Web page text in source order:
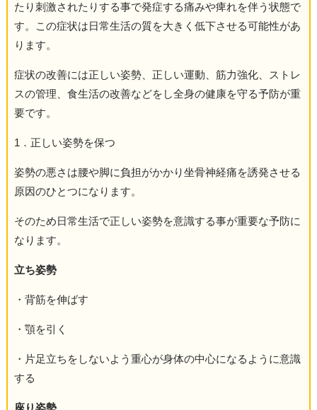
たり刺激されたりする事で発症する痛みや痺れを伴う状態で
す。この症状は日常生活の質を大きく低下させる可能性があ
ります。
症状の改善には正しい姿勢、正しい運動、筋力強化、ストレ
スの管理、食生活の改善などをし全身の健康を守る予防が重
要です。
1．正しい姿勢を保つ
姿勢の悪さは腰や脚に負担がかかり坐骨神経痛を誘発させる
原因のひとつになります。
そのため日常生活で正しい姿勢を意識する事が重要な予防に
なります。
立ち姿勢
・背筋を伸ばす
・顎を引く
・片足立ちをしないよう重心が身体の中心になるように意識
する
座り姿勢